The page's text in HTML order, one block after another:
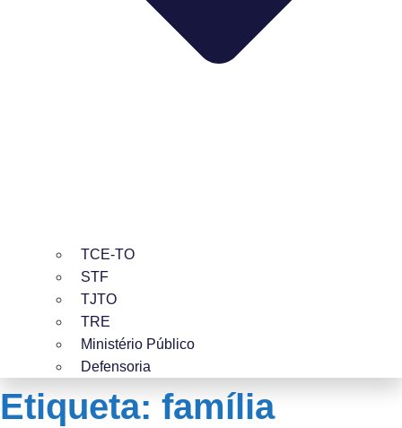
TCE-TO
STF
TJTO
TRE
Ministério Público
Defensoria
Etiqueta: família